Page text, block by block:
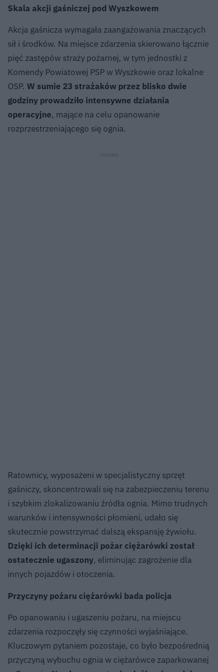
Skala akcji gaśniczej pod Wyszkowem
Akcja gaśnicza wymagała zaangażowania znaczących
sił i środków. Na miejsce zdarzenia skierowano łącznie
pięć zastępów straży pożarnej, w tym jednostki z
Komendy Powiatowej PSP w Wyszkowie oraz lokalne
OSP. W sumie 23 strażaków przez blisko dwie
godziny prowadziło intensywne działania
operacyjne, mające na celu opanowanie
rozprzestrzeniającego się ognia.
Ratownicy, wyposażeni w specjalistyczny sprzęt
gaśniczy, skoncentrowali się na zabezpieczeniu terenu
i szybkim zlokalizowaniu źródła ognia. Mimo trudnych
warunków i intensywności płomieni, udało się
skutecznie powstrzymać dalszą ekspansję żywiołu.
Dzięki ich determinacji pożar ciężarówki został
ostatecznie ugaszony, eliminując zagrożenie dla
innych pojazdów i otoczenia.
Przyczyny pożaru ciężarówki bada policja
Po opanowaniu i ugaszeniu pożaru, na miejscu
zdarzenia rozpoczęły się czynności wyjaśniające.
Kluczowym pytaniem pozostaje, co było bezpośrednią
przyczyną wybuchu ognia w ciężarówce zaparkowanej